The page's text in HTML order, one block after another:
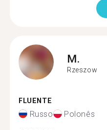
M.
Rzeszow
FLUENTE
Russo Polonês